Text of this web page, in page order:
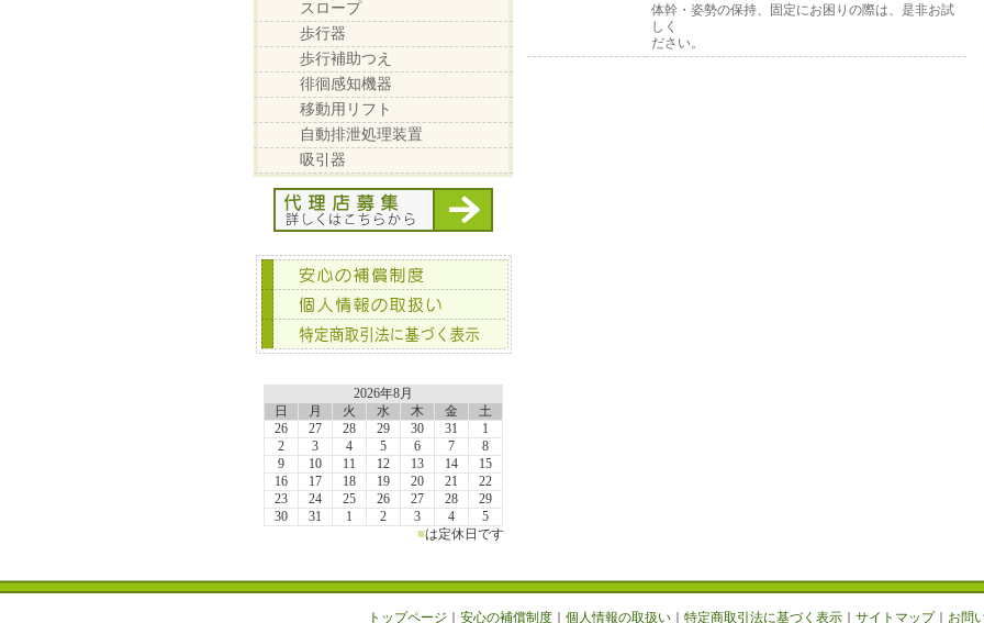
スロープ
歩行器
歩行補助つえ
徘徊感知機器
移動用リフト
自動排泄処理装置
吸引器
2026年8月
日
月 火 水 木 金
土
26
27 28 29 30 31
1
2
3 4 5 6 7
8
9
10 11 12 13 14
15
16
17 18 19 20 21
22
23
24 25 26 27 28
29
30
31 1 2 3 4
5
■は定休日です
体幹・姿勢の保持、固定にお困りの際は、是非お試
しく
ださい。
トップページ 安心の補償制度｜ 個人情報の取扱い｜ 特定商取引法に基づく表示｜ サイトマップ｜ お問